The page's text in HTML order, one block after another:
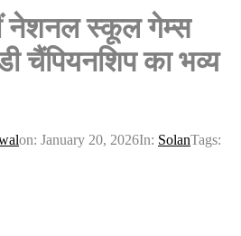
नेशनल स्कूल गेम्स
चैंपियनशिप का भव्य
on: January 20, 2026In: SolanTags: